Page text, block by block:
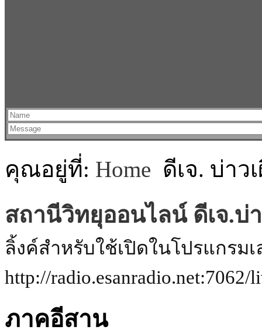
คุณอยู่ที่: Home ดีเจ. บ่าว
สถานีวิทยุออนไลน์ ดีเจ.บ่า
ลิ้งค์สำหรับใช้เปิดในโปรแกรมเ
http://radio.esanradio.net:7062/
ภาคอีสาน